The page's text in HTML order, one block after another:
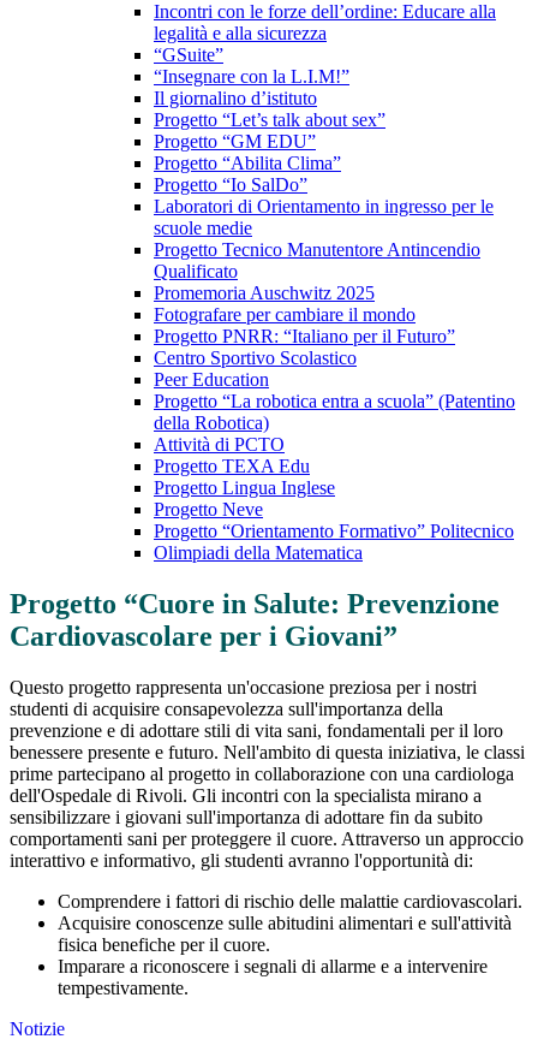
Incontri con le forze dell’ordine: Educare alla
legalità e alla sicurezza
“GSuite”
“Insegnare con la L.I.M!”
Il giornalino d’istituto
Progetto “Let’s talk about sex”
Progetto “GM EDU”
Progetto “Abilita Clima”
Progetto “Io SalDo”
Laboratori di Orientamento in ingresso per le
scuole medie
Progetto Tecnico Manutentore Antincendio
Qualificato
Promemoria Auschwitz 2025
Fotografare per cambiare il mondo
Progetto PNRR: “Italiano per il Futuro”
Centro Sportivo Scolastico
Peer Education
Progetto “La robotica entra a scuola” (Patentino
della Robotica)
Attività di PCTO
Progetto TEXA Edu
Progetto Lingua Inglese
Progetto Neve
Progetto “Orientamento Formativo” Politecnico
Olimpiadi della Matematica
Progetto “Cuore in Salute: Prevenzione
Cardiovascolare per i Giovani”
Questo progetto rappresenta un'occasione preziosa per i nostri
studenti di acquisire consapevolezza sull'importanza della
prevenzione e di adottare stili di vita sani, fondamentali per il loro
benessere presente e futuro. Nell'ambito di questa iniziativa, le classi
prime partecipano al progetto in collaborazione con una cardiologa
dell'Ospedale di Rivoli. Gli incontri con la specialista mirano a
sensibilizzare i giovani sull'importanza di adottare fin da subito
comportamenti sani per proteggere il cuore. Attraverso un approccio
interattivo e informativo, gli studenti avranno l'opportunità di:
Comprendere i fattori di rischio delle malattie cardiovascolari.
Acquisire conoscenze sulle abitudini alimentari e sull'attività
fisica benefiche per il cuore.
Imparare a riconoscere i segnali di allarme e a intervenire
tempestivamente.
Notizie